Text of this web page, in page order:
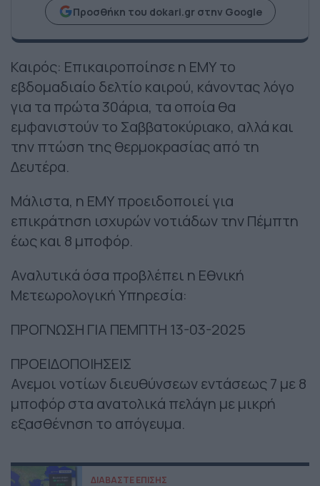
Προσθήκη του dokari.gr στην Google
Καιρός: Επικαιροποίησε η ΕΜΥ το
εβδομαδιαίο δελτίο καιρού, κάνοντας λόγο
για τα πρώτα 30άρια, τα οποία θα
εμφανιστούν το Σαββατοκύριακο, αλλά και
την πτώση της θερμοκρασίας από τη
Δευτέρα.
Μάλιστα, η ΕΜΥ προειδοποιεί για
επικράτηση ισχυρών νοτιάδων την Πέμπτη
έως και 8 μποφόρ.
Αναλυτικά όσα προβλέπει η Εθνική
Μετεωρολογική Υπηρεσία:
ΠΡΟΓΝΩΣΗ ΓΙΑ ΠΕΜΠΤΗ 13-03-2025
ΠΡΟΕΙΔΟΠΟΙΗΣΕΙΣ
Ανεμοι νοτίων διευθύνσεων εντάσεως 7 με 8
μποφόρ στα ανατολικά πελάγη με μικρή
εξασθένηση το απόγευμα.
ΔΙΑΒΑΣΤΕ ΕΠΙΣΗΣ